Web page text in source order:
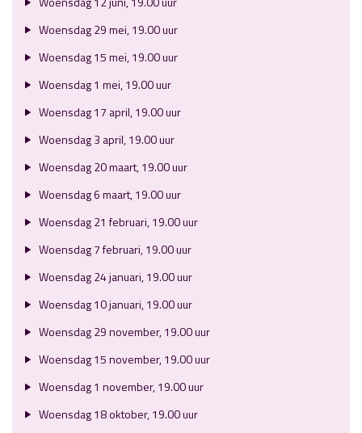
Woensdag 29 mei, 19.00 uur
Woensdag 15 mei, 19.00 uur
Woensdag 1 mei, 19.00 uur
Woensdag 17 april, 19.00 uur
Woensdag 3 april, 19.00 uur
Woensdag 20 maart, 19.00 uur
Woensdag 6 maart, 19.00 uur
Woensdag 21 februari, 19.00 uur
Woensdag 7 februari, 19.00 uur
Woensdag 24 januari, 19.00 uur
Woensdag 10 januari, 19.00 uur
Woensdag 29 november, 19.00 uur
Woensdag 15 november, 19.00 uur
Woensdag 1 november, 19.00 uur
Woensdag 18 oktober, 19.00 uur